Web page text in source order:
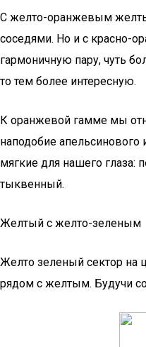
С желто-оранжевым
соседями. Но и с красно-
гармоничную пару, чуть
то тем более интересную.
К оранжевой гамме мы
наподобие
мягкие для нашего глаза:
тыквенный.
Желтый с желто-зеленым
Желто зеленый сектор на
рядом с желтым. Будучи